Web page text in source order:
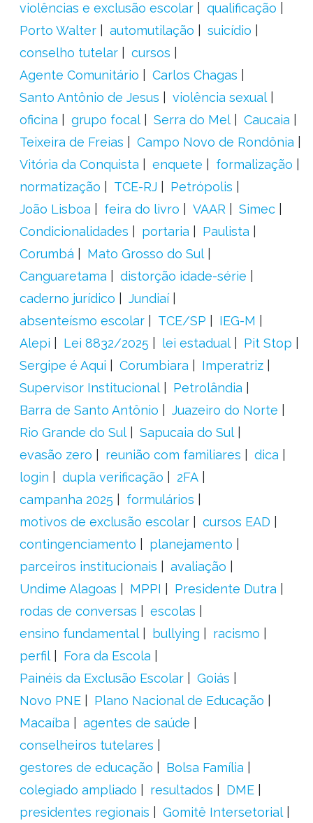
violências e exclusão escolar
qualificação
Porto Walter
automutilação
suicídio
conselho tutelar
cursos
Agente Comunitário
Carlos Chagas
Santo Antônio de Jesus
violência sexual
oficina
grupo focal Serra do Mel
Caucaia
Teixeira de Freias
Campo Novo de Rondônia
Vitória da Conquista
enquete
formalização
normatização
TCE-RJ
Petrópolis
João Lisboa
feira do livro VAAR
Simec
Condicionalidades
portaria
Paulista
Corumbá
Mato Grosso do Sul
Canguaretama
distorção idade-série
caderno jurídico
Jundiaí
absenteísmo escolar
TCE/SP
IEG-M
Alepi
Lei 8832/2025 lei estadual
Pit Stop
Sergipe é Aqui
Corumbiara
Imperatriz
Supervisor Institucional
Petrolândia
Barra de Santo Antônio
Juazeiro do Norte
Rio Grande do Sul
Sapucaia do Sul
evasão zero
reunião com familiares
dica
login
dupla verificação
2FA
campanha 2025
formulários
motivos de exclusão escolar
cursos EAD
contingenciamento
planejamento
parceiros institucionais
avaliação
Undime Alagoas
MPPI
Presidente Dutra
rodas de conversas
escolas
ensino fundamental
bullying
racismo
perfil
Fora da Escola
Painéis da Exclusão Escolar
Goiás
Novo PNE
Plano Nacional de Educação
Macaíba
agentes de saúde
conselheiros tutelares
gestores de educação
Bolsa Família
colegiado ampliado
resultados
DME
presidentes regionais
Gomitê Intersetorial